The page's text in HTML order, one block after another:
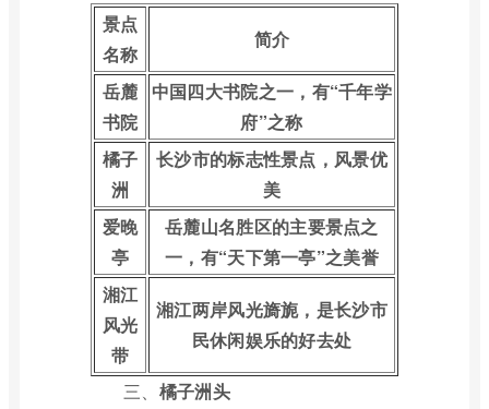
景点
名称
简介
岳麓
书院
中国四大书院之一，有“千年学
府”之称
橘子
洲
长沙市的标志性景点，风景优
美
爱晚
亭
岳麓山名胜区的主要景点之
一，有“天下第一亭”之美誉
湘江
风光
带
湘江两岸风光旖旎，是长沙市
民休闲娱乐的好去处
三、 橘子洲头